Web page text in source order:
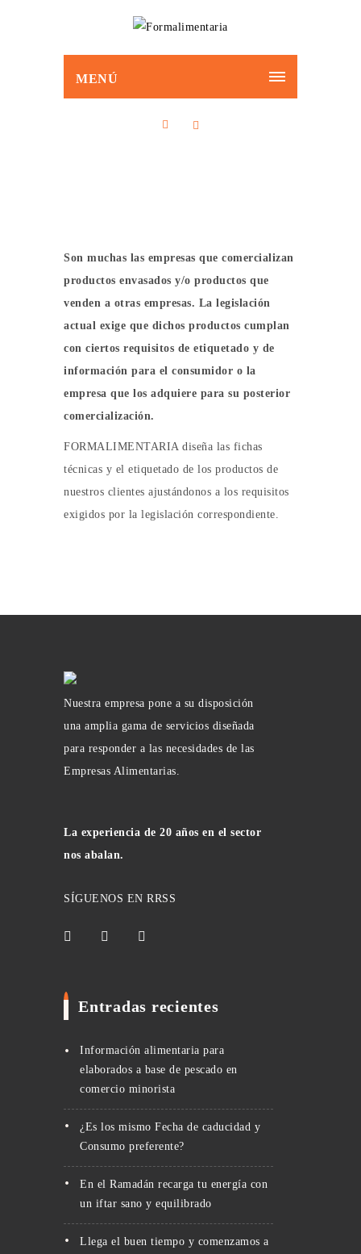
MENÚ
Son muchas las empresas que comercializan
productos envasados y/o productos que
venden a otras empresas. La legislación
actual exige que dichos productos cumplan
con ciertos requisitos de etiquetado y de
información para el consumidor o la
empresa que los adquiere para su posterior
comercialización.
FORMALIMENTARIA diseña las fichas
técnicas y el etiquetado de los productos de
nuestros clientes ajustándonos a los requisitos
exigidos por la legislación correspondiente.
Nuestra empresa pone a su disposición
una amplia gama de servicios diseñada
para responder a las necesidades de las
Empresas Alimentarias.
La experiencia de 20 años en el sector
nos abalan.
SÍGUENOS EN RRSS
Entradas recientes
Información alimentaria para
elaborados a base de pescado en
comercio minorista
¿Es los mismo Fecha de caducidad y
Consumo preferente?
En el Ramadán recarga tu energía con
un iftar sano y equilibrado
Llega el buen tiempo y comenzamos a